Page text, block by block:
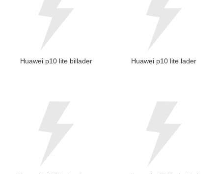
Huawei p10 lite billader Huawei p10 lite lader